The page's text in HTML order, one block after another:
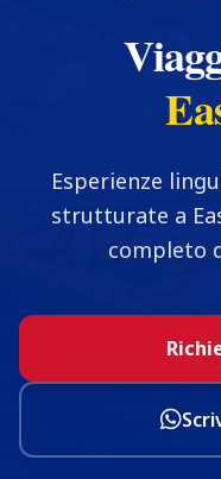
Esperienze
strutturate a
completo